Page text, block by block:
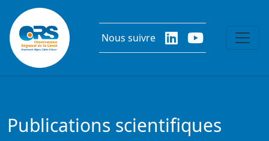
Aller au contenu principal
Nous suivre
Publications scientifiques